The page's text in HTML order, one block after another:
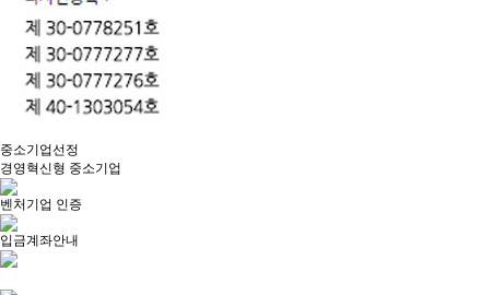
중소기업선정
경영혁신형 중소기업
벤처기업 인증
입금계좌안내